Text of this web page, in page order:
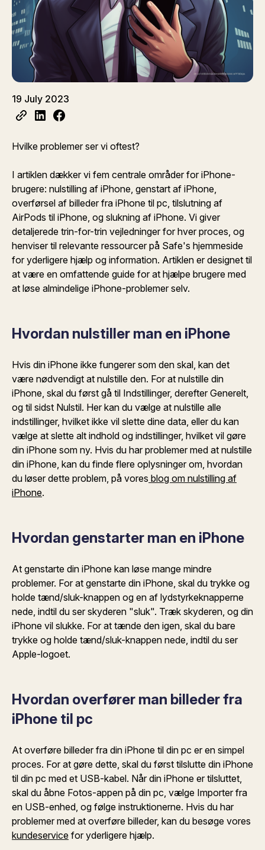
19 July 2023
Hvilke problemer ser vi oftest?
I artiklen dækker vi fem centrale områder for iPhone-
brugere: nulstilling af iPhone, genstart af iPhone,
overførsel af billeder fra iPhone til pc, tilslutning af
AirPods til iPhone, og slukning af iPhone. Vi giver
detaljerede trin-for-trin vejledninger for hver proces, og
henviser til relevante ressourcer på Safe's hjemmeside
for yderligere hjælp og information. Artiklen er designet til
at være en omfattende guide for at hjælpe brugere med
at løse almindelige iPhone-problemer selv.
Hvordan nulstiller man en iPhone
Hvis din iPhone ikke fungerer som den skal, kan det
være nødvendigt at nulstille den. For at nulstille din
iPhone, skal du først gå til Indstillinger, derefter Generelt,
og til sidst Nulstil. Her kan du vælge at nulstille alle
indstillinger, hvilket ikke vil slette dine data, eller du kan
vælge at slette alt indhold og indstillinger, hvilket vil gøre
din iPhone som ny. Hvis du har problemer med at nulstille
din iPhone, kan du finde flere oplysninger om, hvordan
du løser dette problem, på vores blog om nulstilling af
iPhone.
Hvordan genstarter man en iPhone
At genstarte din iPhone kan løse mange mindre
problemer. For at genstarte din iPhone, skal du trykke og
holde tænd/sluk-knappen og en af lydstyrkeknapperne
nede, indtil du ser skyderen "sluk". Træk skyderen, og din
iPhone vil slukke. For at tænde den igen, skal du bare
trykke og holde tænd/sluk-knappen nede, indtil du ser
Apple-logoet.
Hvordan overfører man billeder fra
iPhone til pc
At overføre billeder fra din iPhone til din pc er en simpel
proces. For at gøre dette, skal du først tilslutte din iPhone
til din pc med et USB-kabel. Når din iPhone er tilsluttet,
skal du åbne Fotos-appen på din pc, vælge Importer fra
en USB-enhed, og følge instruktionerne. Hvis du har
problemer med at overføre billeder, kan du besøge vores
kundeservice for yderligere hjælp.